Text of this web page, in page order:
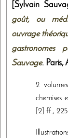
[Sylvain
goût, ou
ouvrage
gastronomes
Sauvage. Paris,
2
[2] ff.,